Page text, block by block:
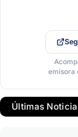
emisora
Últimas